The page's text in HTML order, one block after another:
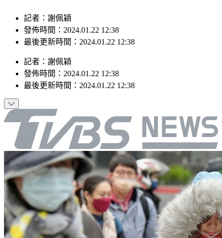
記者：謝佩穎
發佈時間：2024.01.22 12:38
最後更新時間：2024.01.22 12:38
記者 ： 謝佩穎
發佈時間： 2024.01.22 12:38
最後更新時間： 2024.01.22 12:38